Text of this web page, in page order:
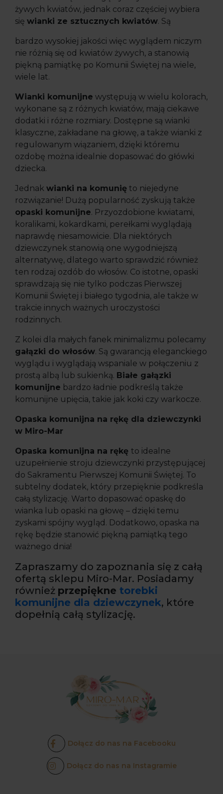
żywych kwiatów, jednak coraz częściej wybiera
się wianki ze sztucznych kwiatów. Są
bardzo wysokiej jakości więc wyglądem niczym
nie różnią się od kwiatów żywych, a stanowią
piękną pamiątkę po Komunii Świętej na wiele,
wiele lat.
Wianki komunijne występują w wielu kolorach,
wykonane są z różnych kwiatów, mają ciekawe
dodatki i różne rozmiary. Dostępne są wianki
klasyczne, zakładane na głowę, a także wianki z
regulowanym wiązaniem, dzięki któremu
ozdobę można idealnie dopasować do główki
dziecka.
Jednak wianki na komunię to niejedyne
rozwiązanie! Dużą popularność zyskują także
opaski komunijne. Przyozdobione kwiatami,
koralikami, kokardkami, perełkami wyglądają
naprawdę niesamowicie. Dla niektórych
dziewczynek stanowią one wygodniejszą
alternatywę, dlatego warto sprawdzić również
ten rodzaj ozdób do włosów. Co istotne, opaski
sprawdzają się nie tylko podczas Pierwszej
Komunii Świętej i białego tygodnia, ale także w
trakcie innych ważnych uroczystości
rodzinnych.
Z kolei dla małych fanek minimalizmu polecamy
gałązki do włosów. Są gwarancją eleganckiego
wyglądu i wyglądają wspaniale w połączeniu z
prostą albą lub sukienką. Białe gałązki
komunijne bardzo ładnie podkreślą także
komunijne upięcia, takie jak koki czy warkocze.
Opaska komunijna na rękę dla dziewczynki
w Miro-Mar
Opaska komunijna na rękę to idealne
uzupełnienie stroju dziewczynki przystępującej
do Sakramentu Pierwszej Komunii Świętej. To
subtelny dodatek, który przepięknie podkreśla
całą stylizację. Warto dopasować opaskę do
wianka lub opaski na głowę – dzięki temu
zyskami spójny wygląd. Dodatkowo, opaska na
rękę będzie stanowić piękną pamiątką tego
ważnego dnia!
Zapraszamy do zapoznania się z całą
ofertą sklepu Miro-Mar. Posiadamy
również przepiękne torebki
komunijne dla dziewczynek, które
dopełnią całą stylizację.
Dołącz do nas na Facebooku
Dołącz do nas na Instagramie